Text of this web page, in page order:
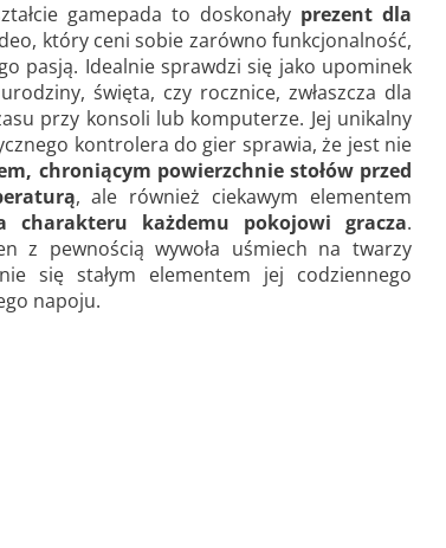
gamepada to doskonały prezent dla
który ceni sobie zarówno funkcjonalność,
pasją. Idealnie sprawdzi się jako upominek
święta, czy rocznice, zwłaszcza dla
przy konsoli lub komputerze. Jej unikalny
kontrolera do gier sprawia, że jest nie
chroniącym powierzchnie stołów przed
, ale również ciekawym elementem
charakteru każdemu pokojowi gracza.
z pewnością wywoła uśmiech na twarzy
się stałym elementem jej codziennego
napoju.